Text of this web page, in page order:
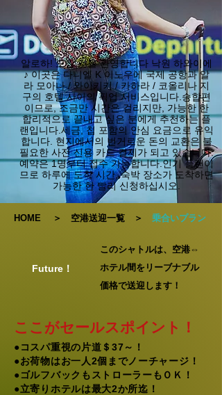
알로하! 오신 것을 환영합니다 낙원 하와이에
♪ 이곳은 다니엘 K 이노우에 국제 공항과 알
라 모아나 / 와이키키 / 카하라 / 코올리나 지
구의 호텔 사이의 픽업 서비스입니다. 승합편
이므로, 조금만 시간은 걸리지만, 가능한 한
합리적으로 끝내고 싶은 분에게 추천하는 플
랜입니다. 세금, 칩 포함의 안심 요금으로 유익
합니다. 현지에서의 번거로운 돈의 교환은 불
필요한 사전 신용 카드 결제가 되고 있습니다.
예약은 1명부터 접수 가능합니다.인기 플랜이
므로 하루에 도착 시간, 숙박 장소가 도착하면
가능한 한 빨리 신청하십시오.
HOME ＞ 空港送迎一覧 ＞ 乗合いプラン
Future！
このシャトルは、空港⇔
ホテル間をリーブナブル
価格で送迎します！
ここがセールスポイント！
●コスパ重視の片道＄37～！
●お荷物はお一人2個までノーチャージ！
●ゴルフバックもストローラーもＯＫ！
​●立寄りホテルは最大2か所迄！